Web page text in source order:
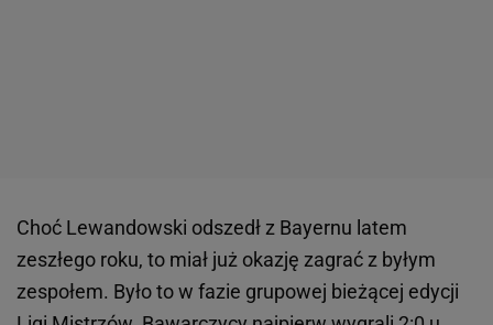
Choć Lewandowski odszedł z Bayernu latem
zeszłego roku, to miał już okazję zagrać z byłym
zespołem. Było to w fazie grupowej bieżącej edycji